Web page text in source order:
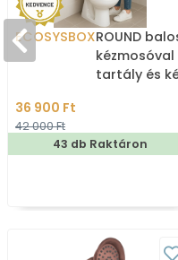
ECOSYSBOXROUND
kézmosóval
tartály és
36 900 Ft
42 000 Ft
43 db Raktáron